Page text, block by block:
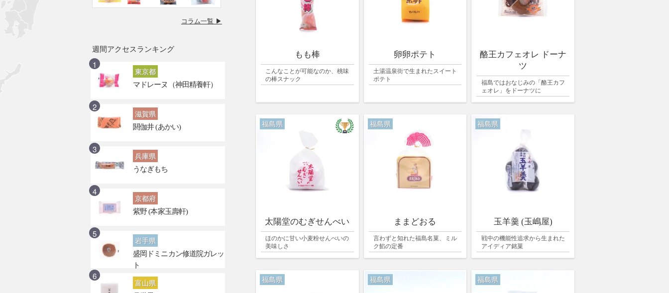
コラム一覧 ▶
週間アクセスランキング
東京都
マドレーヌ（神田精養軒）
滋賀県
閼伽井 (あかい)
兵庫県
うなぎもち
京都府
紫野 (本家玉壽軒)
岩手県
盛岡ドミニカン修道院ガレッ
ト
富山県
もも棒
こんなことが可能なのか、桃味
の棒スナック
卵卵ポテト
土湯温泉街で生まれたスイート
ポテト
酪王カフェオレ ドーナ
ツ
福島ではおなじみの「酪王カフ
ェオレ」をドーナツに
福島県
太陽堂のむぎせんべい
ほのかに甘い小麦粉せんべいの
美味しさ
福島県
ままどおる
言わずと知れた福島名菓、ミル
ク餡の定番
福島県
玉羊羹 (玉嶋屋)
戦中の機能性追求から生まれた
アイディア銘菓
福島県 福島県 福島県